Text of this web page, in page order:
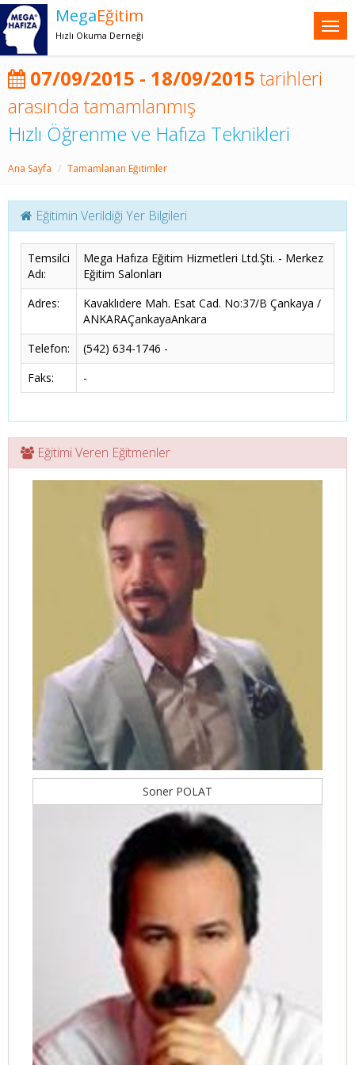
MegaEğitim
Hızlı Okuma Derneği
07/09/2015 - 18/09/2015 tarihleri
arasında tamamlanmış
Hızlı Öğrenme ve Hafıza Teknikleri
Ana Sayfa Tamamlanan Eğitimler
Eğitimin Verildiği Yer Bilgileri
Temsilci
Adı:
Mega Hafıza Eğitim Hizmetleri Ltd.Şti. - Merkez
Eğitim Salonları
Adres:
Kavaklıdere Mah. Esat Cad. No:37/B Çankaya /
ANKARAÇankayaAnkara
Telefon:
(542) 634-1746 -
Faks:
-
Eğitimi Veren Eğitmenler
Soner POLAT